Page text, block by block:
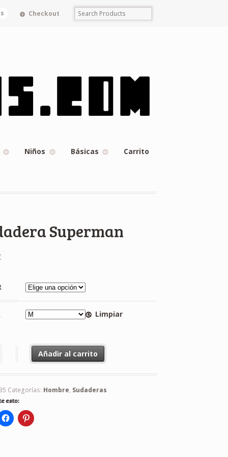
Checkout
Niños Básicas Carrito
Superman
Limpiar
Superman cantidad
Añadir al carrito
Categorías: Hombre, Sudaderas
esto: